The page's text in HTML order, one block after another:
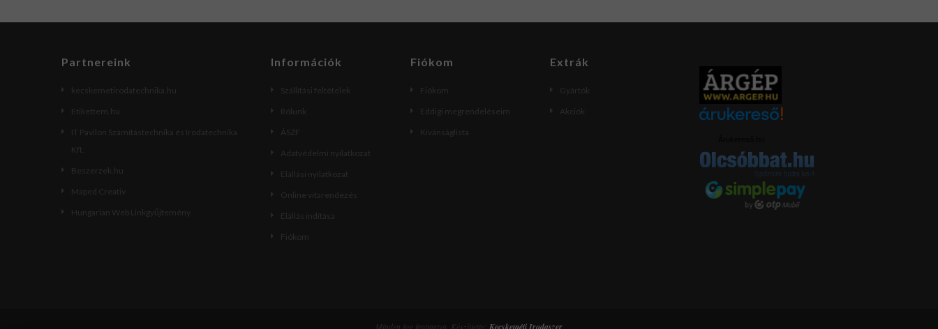
Partnereink
kecskemetirodatechnika.hu
Etikettem.hu
IT Pavilon Számítástechnika és Irodatechnika
Kft.
Beszerzek.hu
Maped Creativ
Hungarian Web Linkgyűjtemény
Információk
Szállítási feltételek
Rólunk
ÁSZF
Adatvédelmi nyilatkozat
Elállási nyilatkozat
Online vitarendezés
Elállás indítása
Fiókom
Fiókom
Fiókom
Eddigi megrendeléseim
Kívánságlista
Extrák
Gyártók
Akciók
Minden jog fenttartva. Készíttette: Kecskeméti Irodaszer